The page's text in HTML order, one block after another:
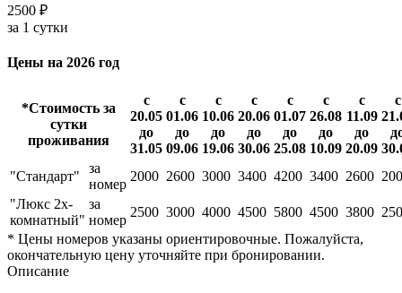
2500 ₽
за 1 сутки
Цены на 2026 год
*Стоимость за
сутки
проживания
с
20.05
до
31.05
с
01.06
до
09.06
с
10.06
до
19.06
с
20.06
до
30.06
с
01.07
до
25.08
с
26.08
до
10.09
с
11.09
до
20.09
с
"Стандарт"
за
номер
2000 2600 3000 3400 4200 3400 2600
"Люкс 2х-
комнатный"
за
номер
2500 3000 4000 4500 5800 4500 3800
* Цены номеров указаны ориентировочные. Пожалуйста,
окончательную цену уточняйте при бронировании.
Описание